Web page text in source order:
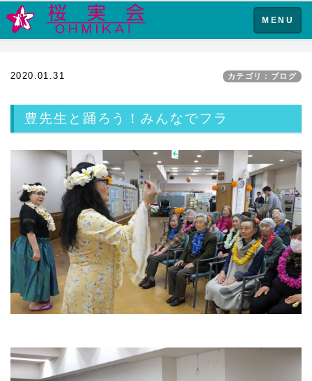
Toggle
navigation
MENU
2020.01.31 カテゴリ：ブログ
豊先生と踊ろう！みんなでフラ